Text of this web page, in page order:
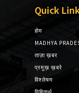
Quick
होम
MADHYA
ताज़ा ख़बर
प्रमुख़ ख़बरे
विश्लेषण